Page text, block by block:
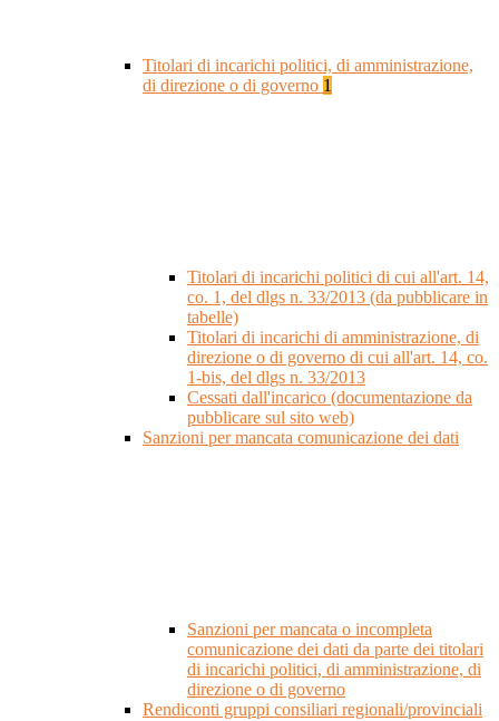
Titolari di incarichi politici, di amministrazione,
di direzione o di governo 1
Titolari di incarichi politici di cui all'art. 14,
co. 1, del dlgs n. 33/2013 (da pubblicare in
tabelle)
Titolari di incarichi di amministrazione, di
direzione o di governo di cui all'art. 14, co.
1-bis, del dlgs n. 33/2013
Cessati dall'incarico (documentazione da
pubblicare sul sito web)
Sanzioni per mancata comunicazione dei dati
Sanzioni per mancata o incompleta
comunicazione dei dati da parte dei titolari
di incarichi politici, di amministrazione, di
direzione o di governo
Rendiconti gruppi consiliari regionali/provinciali